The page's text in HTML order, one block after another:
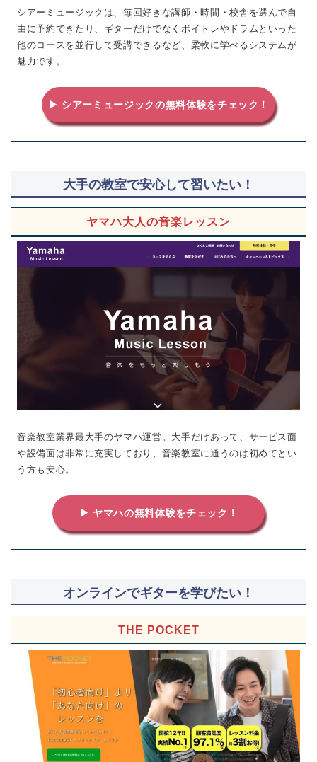
シアーミュージックは、毎回好きな講師・時間・校舎を選んで自
由に予約できたり、ギターだけでなくボイトレやドラムといった
他のコースを並行して受講できるなど、柔軟に学べるシステムが
魅力です。
▶ シアーミュージックの無料体験をチェック！
大手の教室で安心して習いたい！
ヤマハ大人の音楽レッスン
音楽教室業界最大手のヤマハ運営。大手だけあって、サービス面
や設備面は非常に充実しており、音楽教室に通うのは初めてとい
う方も安心。
▶ ヤマハの無料体験をチェック！
オンラインでギターを学びたい！
THE POCKET